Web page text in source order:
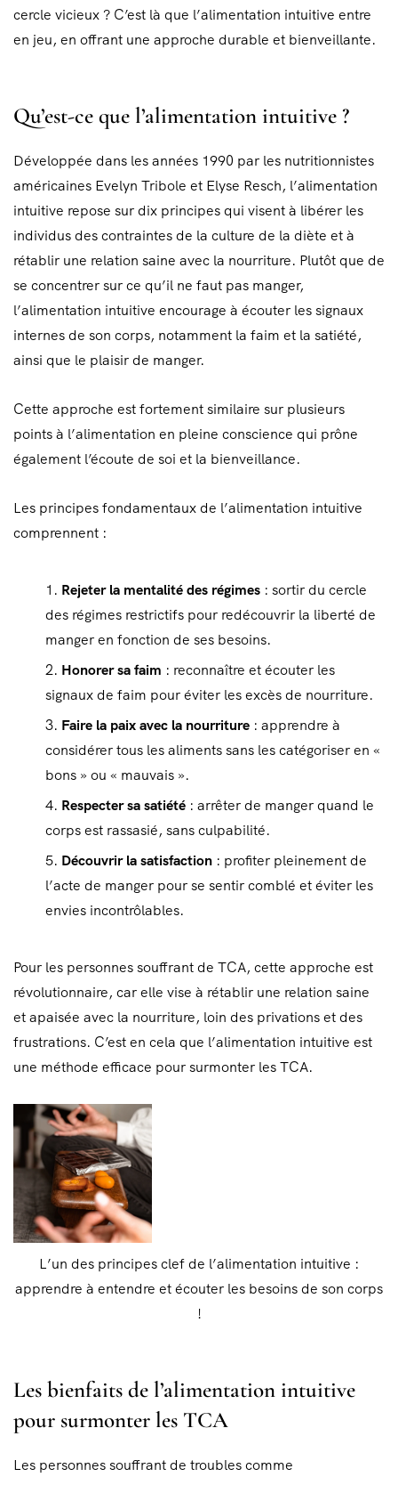
cercle vicieux ? C’est là que l’alimentation intuitive entre
en jeu, en offrant une approche durable et bienveillante.
Qu’est-ce que l’alimentation intuitive ?
Développée dans les années 1990 par les nutritionnistes
américaines Evelyn Tribole et Elyse Resch, l’alimentation
intuitive repose sur dix principes qui visent à libérer les
individus des contraintes de la culture de la diète et à
rétablir une relation saine avec la nourriture. Plutôt que de
se concentrer sur ce qu’il ne faut pas manger,
l’alimentation intuitive encourage à écouter les signaux
internes de son corps, notamment la faim et la satiété,
ainsi que le plaisir de manger.
Cette approche est fortement similaire sur plusieurs
points à l’alimentation en pleine conscience qui prône
également l’écoute de soi et la bienveillance.
Les principes fondamentaux de l’alimentation intuitive
comprennent :
Rejeter la mentalité des régimes : sortir du cercle
des régimes restrictifs pour redécouvrir la liberté de
manger en fonction de ses besoins.
Honorer sa faim : reconnaître et écouter les
signaux de faim pour éviter les excès de nourriture.
Faire la paix avec la nourriture : apprendre à
considérer tous les aliments sans les catégoriser en «
bons » ou « mauvais ».
Respecter sa satiété : arrêter de manger quand le
corps est rassasié, sans culpabilité.
Découvrir la satisfaction : profiter pleinement de
l’acte de manger pour se sentir comblé et éviter les
envies incontrôlables.
Pour les personnes souffrant de TCA, cette approche est
révolutionnaire, car elle vise à rétablir une relation saine
et apaisée avec la nourriture, loin des privations et des
frustrations. C’est en cela que l’alimentation intuitive est
une méthode efficace pour surmonter les TCA.
L’un des principes clef de l’alimentation intuitive :
apprendre à entendre et écouter les besoins de son corps
!
Les bienfaits de l’alimentation intuitive
pour surmonter les TCA
Les personnes souffrant de troubles comme